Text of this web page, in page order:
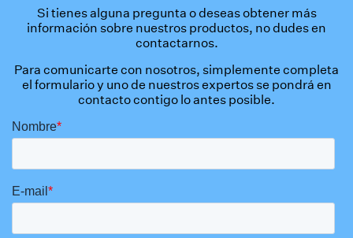
Si tienes alguna pregunta o deseas obtener más
información sobre nuestros productos, no dudes en
contactarnos.
Para comunicarte con nosotros, simplemente completa
el formulario y uno de nuestros expertos se pondrá en
contacto contigo lo antes posible.